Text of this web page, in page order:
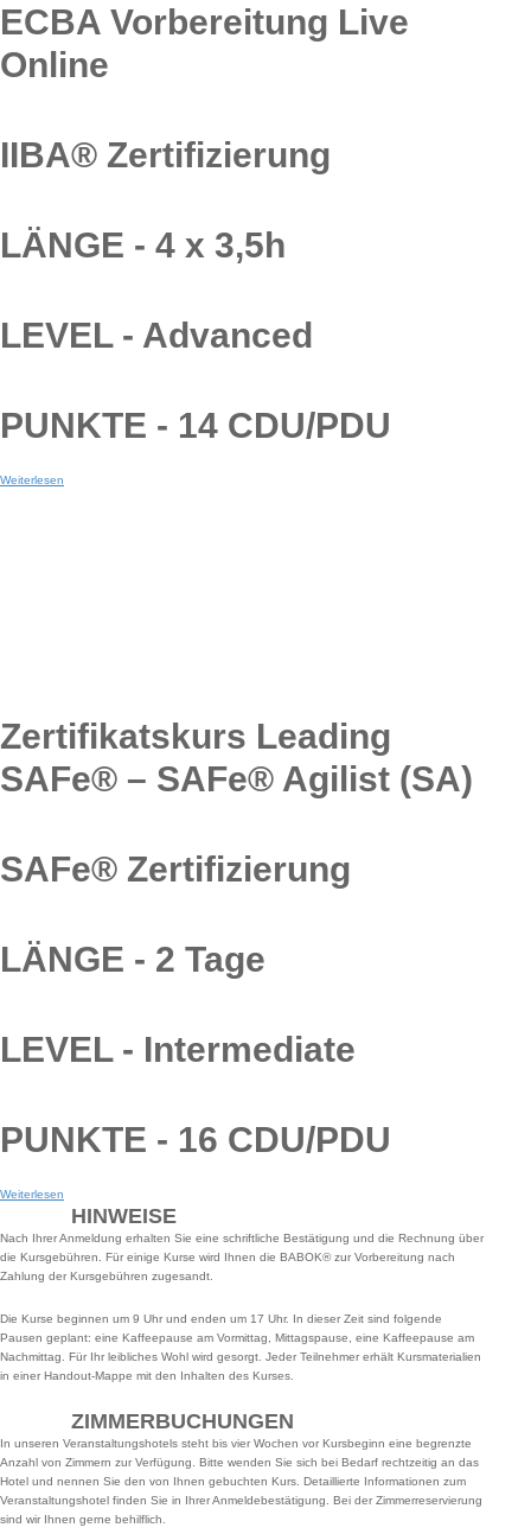
ECBA Vorbereitung Live
Online
IIBA® Zertifizierung
LÄNGE - 4 x 3,5h
LEVEL - Advanced
PUNKTE - 14 CDU/PDU
Weiterlesen
Zertifikatskurs Leading
SAFe® – SAFe® Agilist (SA)
SAFe® Zertifizierung
LÄNGE - 2 Tage
LEVEL - Intermediate
PUNKTE - 16 CDU/PDU
Weiterlesen
HINWEISE
Nach Ihrer Anmeldung erhalten Sie eine schriftliche Bestätigung und die Rechnung über
die Kursgebühren. Für einige Kurse wird Ihnen die BABOK® zur Vorbereitung nach
Zahlung der Kursgebühren zugesandt.
Die Kurse beginnen um 9 Uhr und enden um 17 Uhr. In dieser Zeit sind folgende
Pausen geplant: eine Kaffeepause am Vormittag, Mittagspause, eine Kaffeepause am
Nachmittag. Für Ihr leibliches Wohl wird gesorgt. Jeder Teilnehmer erhält Kursmaterialien
in einer Handout-Mappe mit den Inhalten des Kurses.
ZIMMERBUCHUNGEN
In unseren Veranstaltungshotels steht bis vier Wochen vor Kursbeginn eine begrenzte
Anzahl von Zimmern zur Verfügung. Bitte wenden Sie sich bei Bedarf rechtzeitig an das
Hotel und nennen Sie den von Ihnen gebuchten Kurs. Detaillierte Informationen zum
Veranstaltungshotel finden Sie in Ihrer Anmeldebestätigung. Bei der Zimmerreservierung
sind wir Ihnen gerne behilflich.